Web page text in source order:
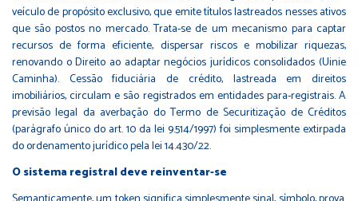
veículo de propósito exclusivo, que emite títulos lastreados nesses ativos
que são postos no mercado. Trata-se de um mecanismo para captar
recursos de forma eficiente, dispersar riscos e mobilizar riquezas,
renovando o Direito ao adaptar negócios jurídicos consolidados (Uinie
Caminha). Cessão fiduciária de crédito, lastreada em direitos
imobiliários, circulam e são registrados em entidades para-registrais. A
previsão legal da averbação do Termo de Securitização de Créditos
(parágrafo único do art. 10 da lei 9.514/1997) foi simplesmente extirpada
do ordenamento jurídico pela lei 14.430/22.
O sistema registral deve reinventar-se